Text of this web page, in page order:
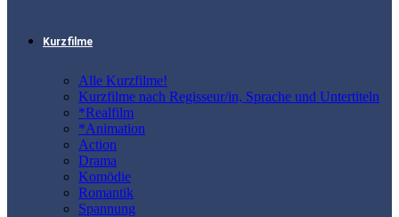
Kurzfilme
Alle Kurzfilme!
Kurzfilme nach Regisseur/in, Sprache und Untertiteln
*Realfilm
*Animation
Action
Drama
Komödie
Romantik
Spannung